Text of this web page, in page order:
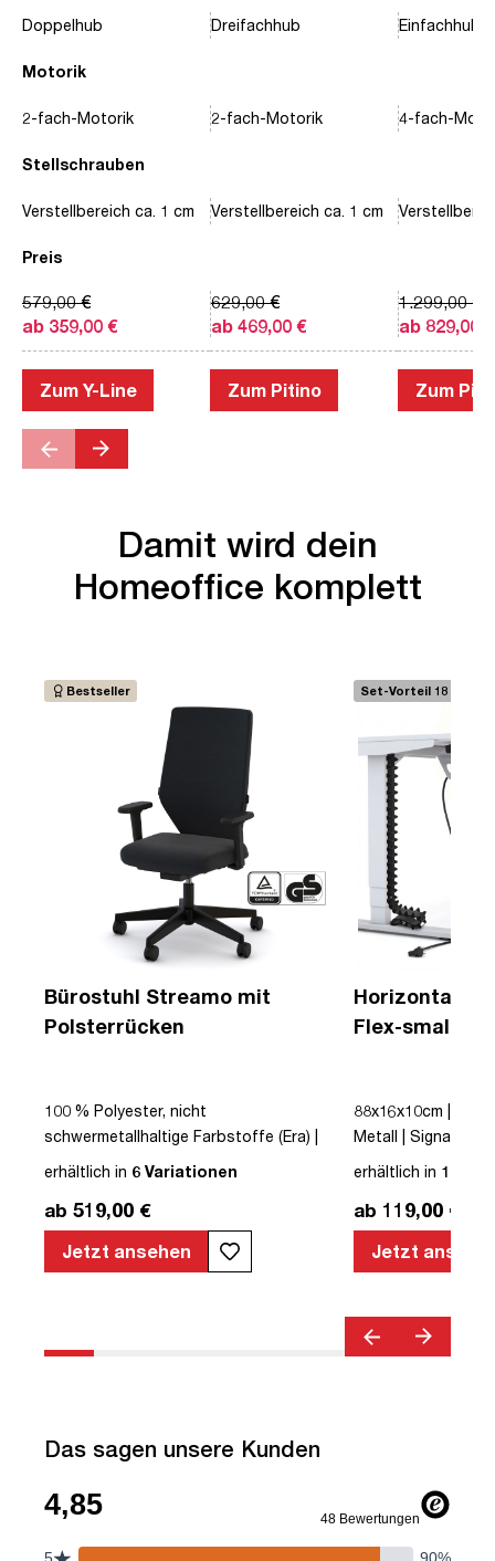
Motorik
Stellschrauben
Preis
Doppelhub
2-fach-Motorik
Verstellbereich ca. 1 cm
ab 359,00 €
579,00 €
Zum Y-Line
Dreifachhub
2-fach-Motorik
Verstellbereich ca. 1 cm
ab 469,00 €
629,00 €
Zum Pitino
Einfachhub
4-fach-
ab 829,00 €
1.299,00 €
Zum
Damit wird dein
Homeoffice komplett
Bestseller
Bürostuhl Streamo mit
Polsterrücken
100 % Polyester, nicht
schwermetallhaltige Farbstoffe (Era) |
Schwarz | Drehstuhl | Polsterrücken |
Höhenverstellbar | Verstellbare
Armlehnen | Verstellbare Rückenlehne |
Belastbar bis 120kg | Textil | Schwarz |
erhältlich in 6 Variationen
ab 519,00 €
Jetzt ansehen
Set-Vorteil 18 €
Horizontaler
Flex-small +
88x16x10cm |
Metall | Signalweiß
erhältlich in 12
ab 119,00 €
Jetzt
Das sagen unsere Kunden